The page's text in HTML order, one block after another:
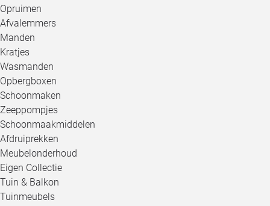
Opruimen
Afvalemmers
Manden
Kratjes
Wasmanden
Opbergboxen
Schoonmaken
Zeeppompjes
Schoonmaakmiddelen
Afdruiprekken
Meubelonderhoud
Eigen Collectie
Tuin & Balkon
Tuinmeubels